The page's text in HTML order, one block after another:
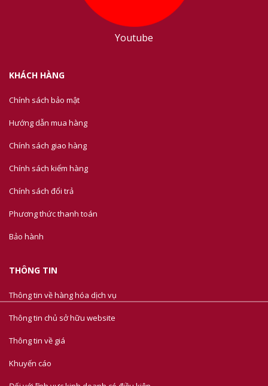
Youtube
KHÁCH HÀNG
Chính sách bảo mật
Hướng dẫn mua hàng
Chính sách giao hàng
Chính sách kiểm hàng
Chính sách đổi trả
Phương thức thanh toán
Bảo hành
THÔNG TIN
Thông tin về hàng hóa dịch vụ
Thông tin chủ sở hữu website
Thông tin về giá
Khuyến cáo